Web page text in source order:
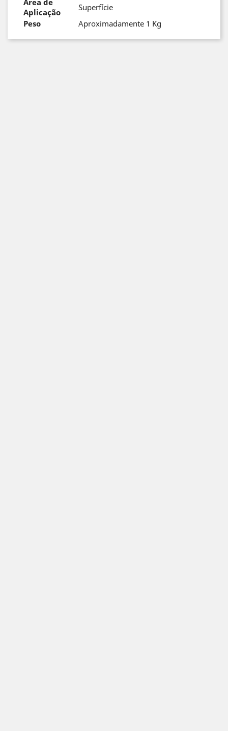
Área de
Aplicação
Superfície
Peso
Aproximadamente 1 Kg